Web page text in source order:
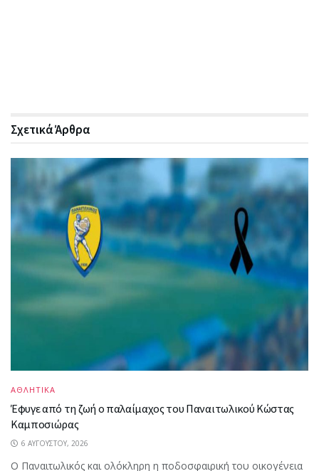
ΣχετικάΆρθρα
ΑΘΛΗΤΙΚΑ
Έφυγε από τη ζωή ο παλαίμαχος του Παναιτωλικού Κώστας
Καμποσιώρας
6 ΑΥΓΟΎΣΤΟΥ, 2026
Ο Παναιτωλικός και ολόκληρη η ποδοσφαιρική του οικογένεια